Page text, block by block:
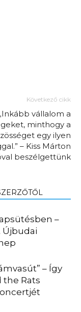
Következő cikk
vállalom a
minthogy a
egy ilyen
– Kiss Márton
beszélgettünk
–
Újbudai
– Így
the Rats